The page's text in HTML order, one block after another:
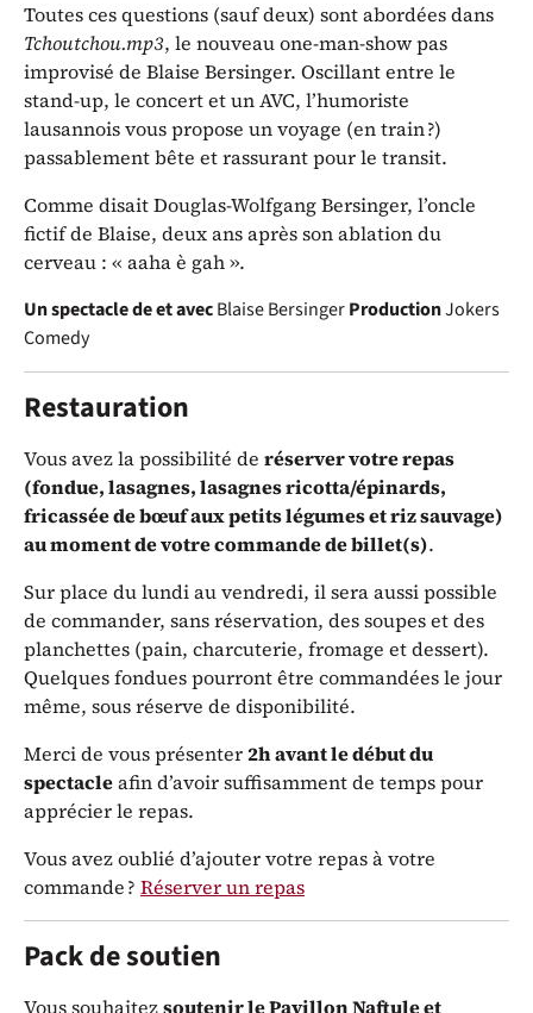
Toutes ces questions (sauf deux) sont abordées dans
Tchoutchou.mp3, le nouveau one-man-show pas
improvisé de Blaise Bersinger. Oscillant entre le
stand-up, le concert et un AVC, l’humoriste
lausannois vous propose un voyage (en train ?)
passablement bête et rassurant pour le transit.
Comme disait Douglas-Wolfgang Bersinger, l’oncle
fictif de Blaise, deux ans après son ablation du
cerveau : « aaha è gah ».
Un spectacle de et avecBlaise BersingerProductionJokers
Comedy
Restauration
Vous avez la possibilité de réserver votre repas
(fondue, lasagnes, lasagnes ricotta/épinards,
fricassée de bœuf aux petits légumes et riz sauvage)
au moment de votre commande de billet(s).
Sur place du lundi au vendredi, il sera aussi possible
de commander, sans réservation, des soupes et des
planchettes (pain, charcuterie, fromage et dessert).
Quelques fondues pourront être commandées le jour
même, sous réserve de disponibilité.
Merci de vous présenter2h avant le début du
spectacleafin d’avoir suffisamment de temps pour
apprécier le repas.
Vous avez oublié d’ajouter votre repas à votre
commande ? Réserver un repas
Pack de soutien
Vous souhaitezsoutenir le Pavillon Naftule et